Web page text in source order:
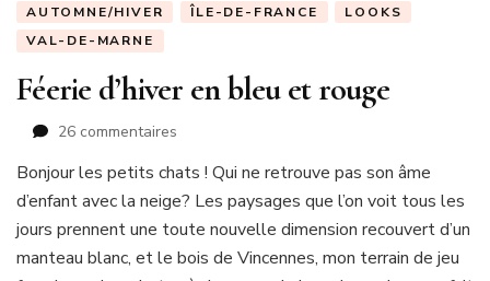
AUTOMNE/HIVER ÎLE-DE-FRANCE
LOOKS
VAL-DE-MARNE
Féerie d’hiver en bleu et rouge
26 commentaires
d’hiver
en
bleu
rouge
Bonjour les petits chats ! Qui ne retrouve pas son âme
d’enfant avec la neige? Les paysages que l’on voit tous les
jours prennent une toute nouvelle dimension recouvert d’un
manteau blanc, et le bois de Vincennes, mon terrain de jeu